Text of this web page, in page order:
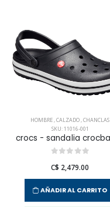
HOMBRE,CALZADO,CHANCLAS
SKU: 11016-001
C$ 2,479.00
AÑADIR AL CARRITO